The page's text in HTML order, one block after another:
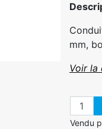
mm,
Voir la
Quantité
Vendu